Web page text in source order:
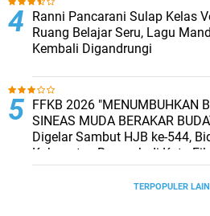
Ranni Pancarani Sulap Kelas
Ruang Belajar Seru, Lagu
Kembali Digandrungi
FFKB 2026 "MENUMBUHKAN
SINEAS MUDA BERAKAR
Digelar Sambut HJB ke-544,
Kabupaten Bogor Jadi Kota Film
TERPOPULER